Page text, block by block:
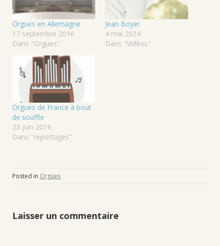
Orgues en Allemagne
17 septembre 2016
Dans "Orgues"
Jean Boyer
4 mai 2024
Dans "Vidéos"
Orgues de France à bout
de souffle
23 juin 2019
Dans "reportages"
Posted in Orgues
Laisser un commentaire